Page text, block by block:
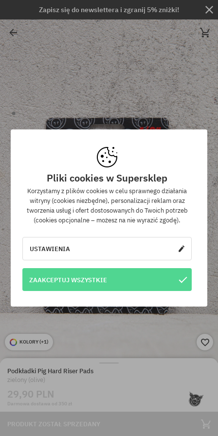
Zapisz się do newslettera i zgranij 5% zniżki!
KOLORY (+1)
Podkładki Pig Hard Riser Pads
zielony (olive)
29,90 PLN
Darmowa dostawa od 350 zł
PRODUKT ZOSTAŁ SPRZEDANY
Pliki cookies w Supersklep
Korzystamy z plików cookies w celu sprawnego działania
witryny (cookies niezbędne), personalizacji reklam oraz
tworzenia usług i ofert dostosowanych do Twoich potrzeb
(cookies opcjonalne – możesz na nie wyrazić zgodę).
USTAWIENIA
ZAAKCEPTUJ WSZYSTKIE